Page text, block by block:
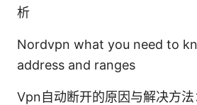
析
Nordvpn what you need to
address and ranges
Vpn自动断开的原因与解决方